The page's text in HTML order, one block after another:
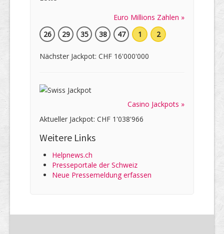
Euro Millions Zahlen »
26
29 35 38 47 1 2
Nächster Jackpot: CHF 16'000'000
Casino Jackpots »
Aktueller Jackpot: CHF 1'038'966
Weitere Links
Helpnews.ch
Presseportale der Schweiz
Neue Pressemeldung erfassen